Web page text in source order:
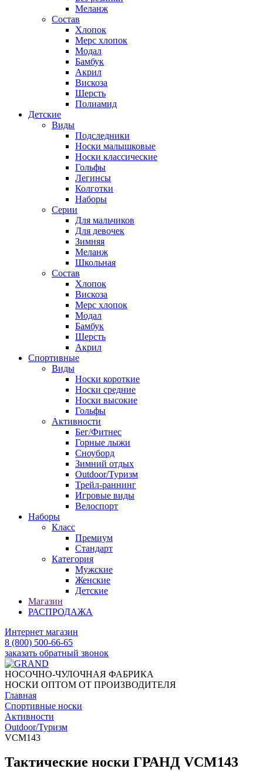
Меланж
Состав
Хлопок
Мерс хлопок
Модал
Бамбук
Акрил
Вискоза
Шерсть
Полиамид
Детские
Виды
Подследники
Носки малышковые
Носки классические
Гольфы
Легинсы
Колготки
Наборы
Серии
Для мальчиков
Для девочек
Зимняя
Меланж
Школьная
Состав
Хлопок
Вискоза
Мерс хлопок
Модал
Бамбук
Шерсть
Акрил
Спортивные
Виды
Носки короткие
Носки средние
Носки высокие
Гольфы
Активности
Бег/Фитнес
Горные лыжи
Сноуборд
Зимний отдых
Outdoor/Туризм
Трейл-раннинг
Игровые виды
Велоспорт
Наборы
Класс
Премиум
Стандарт
Категория
Мужские
Женские
Детские
Магазин
РАСПРОДАЖА
Интернет магазин
8 (800) 500-66-65
заказать обратный звонок
НОСОЧНО-ЧУЛОЧНАЯ ФАБРИКА
НОСКИ ОПТОМ ОТ ПРОИЗВОДИТЕЛЯ
Главная
Спортивные носки
Активности
Outdoor/Туризм
VCM143
Тактические носки ГРАНД VCM143